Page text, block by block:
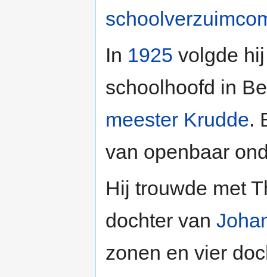
In 1925 volgde
schoolhoofd in
meester Krudde.
van openbaar
Hij trouwde met
dochter van
zonen en vier